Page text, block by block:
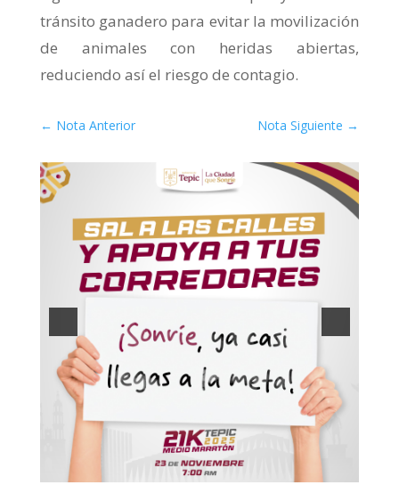
tránsito ganadero para evitar la movilización
de animales con heridas abiertas,
reduciendo así el riesgo de contagio.
← Nota Anterior Nota Siguiente →